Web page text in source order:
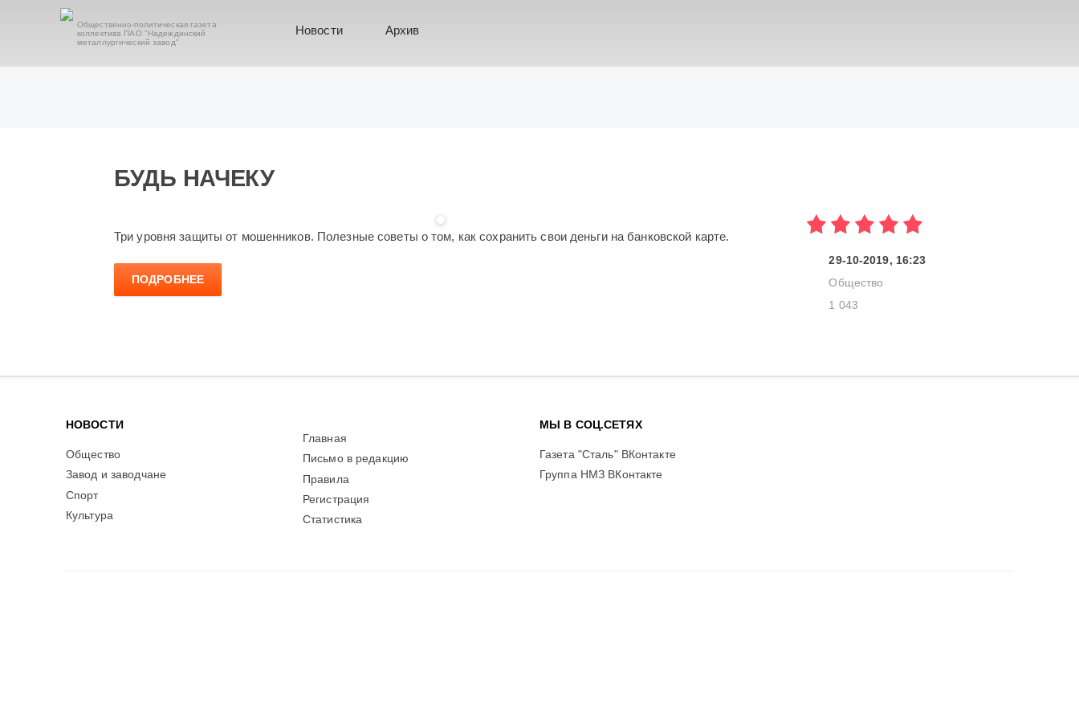
Общественно-политическая газета
коллектива ПАО "Надеждинский
металлургический завод"
Новости Архив
БУДЬ НАЧЕКУ
29-10-2019, 16:23
Общество
1 043
Три уровня защиты от мошенников. Полезные советы о том, как сохранить свои деньги на банковской карте.
ПОДРОБНЕЕ
НОВОСТИ
Общество
Завод и заводчане
Спорт
Культура
Главная
Письмо в редакцию
Правила
Регистрация
Статистика
МЫ В СОЦ.СЕТЯХ
Газета "Сталь" ВКонтакте
Группа НМЗ ВКонтакте